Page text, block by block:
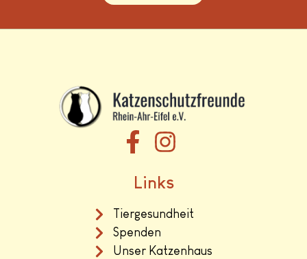
Links
Tiergesundheit
Spenden
Unser Katzenhaus